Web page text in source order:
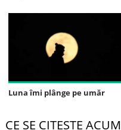
Luna îmi plânge pe umăr
CE SE CITESTE ACUM